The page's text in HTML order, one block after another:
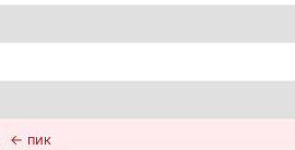
← пик